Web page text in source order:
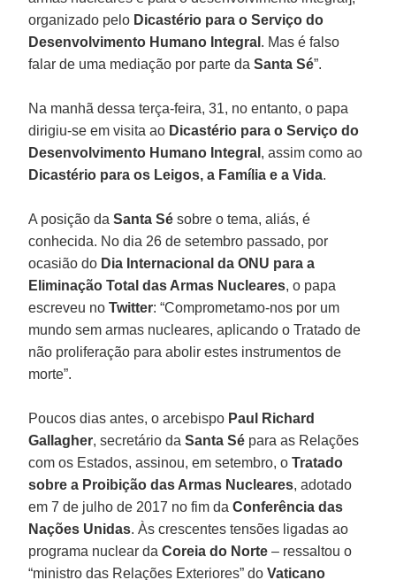
organizado pelo Dicastério para o Serviço do
Desenvolvimento Humano Integral . Mas é falso
falar de uma mediação por parte daSanta Sé”.
Na manhã dessa terça-feira, 31, no entanto, o papa
dirigiu-se em visita ao Dicastério para o Serviço do
Desenvolvimento Humano Integral , assim como ao
Dicastério para os Leigos, a Família e a Vida.
A posição daSanta Sé sobre o tema, aliás, é
conhecida. No dia 26 de setembro passado, por
ocasião do Dia Internacional da ONU para a
Eliminação Total das Armas Nucleares, o papa
escreveu noTwitter: “Comprometamo-nos por um
mundo sem armas nucleares, aplicando o Tratado de
não proliferação para abolir estes instrumentos de
morte”.
Poucos dias antes, o arcebispo Paul Richard
Gallagher, secretário daSanta Sé para as Relações
com os Estados, assinou, em setembro, oTratado
sobre a Proibição das Armas Nucleares, adotado
em 7 de julho de 2017 no fim daConferência das
Nações Unidas. Às crescentes tensões ligadas ao
programa nuclear daCoreia do Norte – ressaltou o
“ministro das Relações Exteriores” doVaticano